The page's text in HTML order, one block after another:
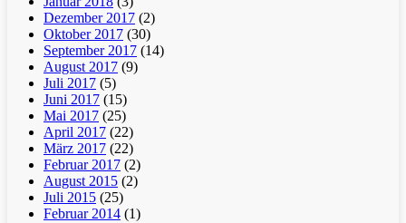
Dezember 2017 (2)
Oktober 2017 (30)
September 2017 (14)
August 2017 (9)
Juli 2017 (5)
Juni 2017 (15)
Mai 2017 (25)
April 2017 (22)
März 2017 (22)
Februar 2017 (2)
August 2015 (2)
Juli 2015 (25)
Februar 2014 (1)